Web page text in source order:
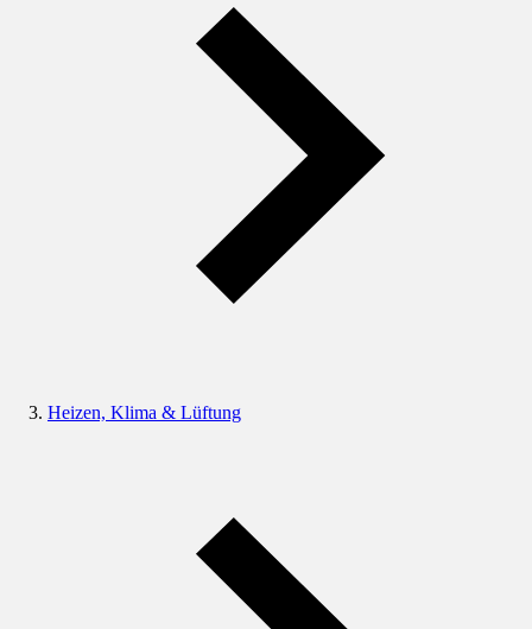
Heizen, Klima & Lüftung